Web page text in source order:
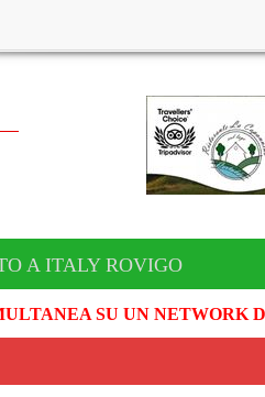
A ITALY ROVIGO
SU UN NETWORK